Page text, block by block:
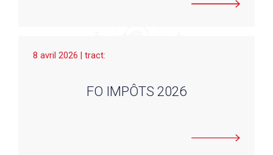
8 avril 2026 | tract:
FO IMPÔTS 2026